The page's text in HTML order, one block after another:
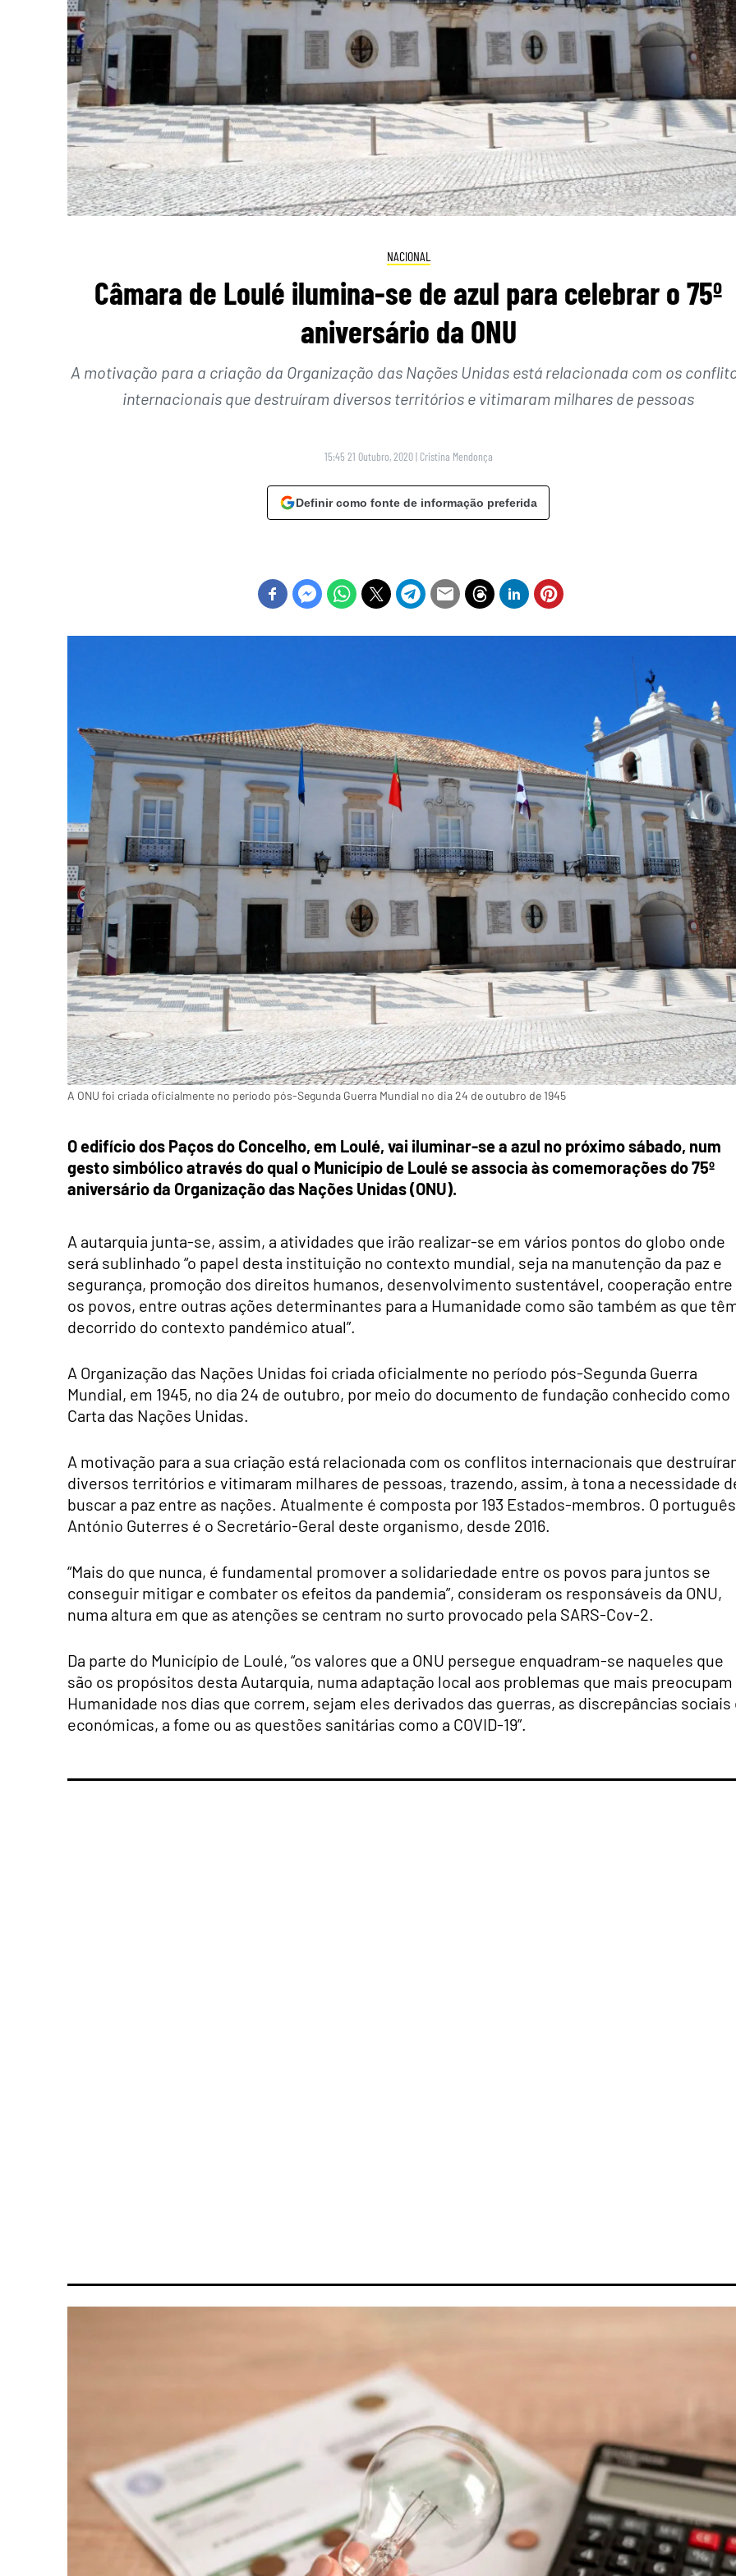
NACIONAL
Câmara de Loulé ilumina-se de azul para celebrar o 75º
aniversário da ONU
A motivação para a criação da Organização das Nações Unidas está relacionada com os
internacionais que destruíram diversos territórios e vitimaram milhares de pessoas
15:45 21 Outubro, 2020 | Cristina Mendonça
Definir como fonte de informação preferida
A ONU foi criada oficialmente no período pós-Segunda Guerra Mundial no dia 24 de outubro de 1945
O edifício dos Paços do Concelho, em Loulé, vai iluminar-se a azul no próximo sábado, num
gesto simbólico através do qual o Município de Loulé se associa às comemorações do 75º
aniversário da Organização das Nações Unidas (ONU).
A autarquia junta-se, assim, a atividades que irão realizar-se em vários pontos do globo onde
será sublinhado “o papel desta instituição no contexto mundial, seja na manutenção da paz e
segurança, promoção dos direitos humanos, desenvolvimento sustentável, cooperação entre
os povos, entre outras ações determinantes para a Humanidade como são também as que
decorrido do contexto pandémico atual”.
A Organização das Nações Unidas foi criada oficialmente no período pós-Segunda Guerra
Mundial, em 1945, no dia 24 de outubro, por meio do documento de fundação conhecido como
Carta das Nações Unidas.
A motivação para a sua criação está relacionada com os conflitos internacionais que
diversos territórios e vitimaram milhares de pessoas, trazendo, assim, à tona a necessidade
buscar a paz entre as nações. Atualmente é composta por 193 Estados-membros. O português
António Guterres é o Secretário-Geral deste organismo, desde 2016.
“Mais do que nunca, é fundamental promover a solidariedade entre os povos para juntos se
conseguir mitigar e combater os efeitos da pandemia”, consideram os responsáveis da ONU,
numa altura em que as atenções se centram no surto provocado pela SARS-Cov-2.
Da parte do Município de Loulé, “os valores que a ONU persegue enquadram-se naqueles que
são os propósitos desta Autarquia, numa adaptação local aos problemas que mais preocupam
Humanidade nos dias que correm, sejam eles derivados das guerras, as discrepâncias sociais
económicas, a fome ou as questões sanitárias como a COVID-19”.